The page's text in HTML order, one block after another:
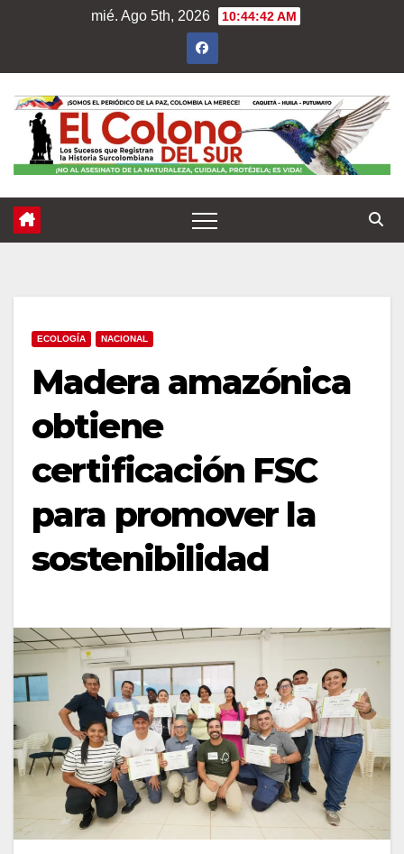
mié. Ago 5th, 2026 10:44:44 AM
ECOLOGÍA NACIONAL
Madera amazónica
obtiene
certificación FSC
para promover la
sostenibilidad